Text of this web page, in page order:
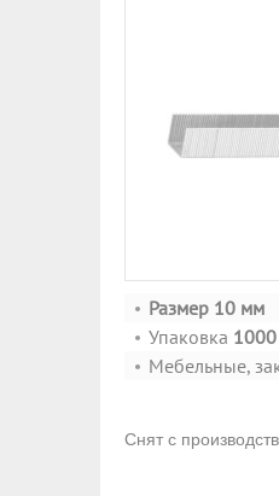
Размер 10 мм
Упаковка
Мебельные,
Снят с